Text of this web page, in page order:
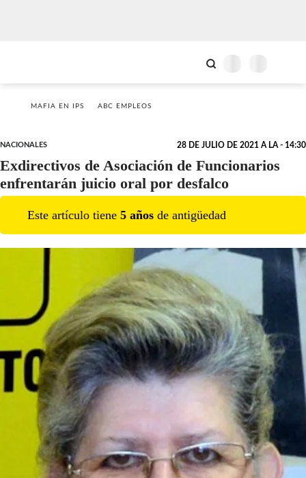
MAFIA EN IPS ABC EMPLEOS
NACIONALES 28 DE JULIO DE 2021 A LA - 14:30
Exdirectivos de Asociación de Funcionarios
enfrentarán juicio oral por desfalco
Este artículo tiene 5 años de antigüedad